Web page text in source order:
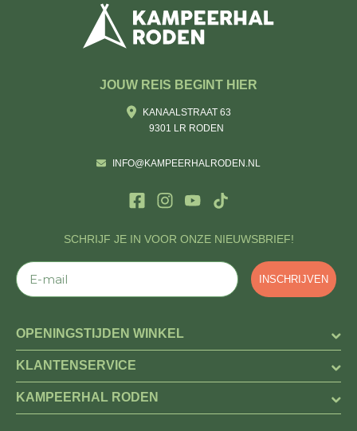
SCHRIJF JE IN VOOR ONZE NIEUWSBRIEF!
E-mail
INSCHRIJVEN
JOUW REIS BEGINT HIER
KANAALSTRAAT 63
9301 LR RODEN
INFO@KAMPEERHALRODEN.NL
OPENINGSTIJDEN WINKEL
KLANTENSERVICE
KAMPEERHAL RODEN